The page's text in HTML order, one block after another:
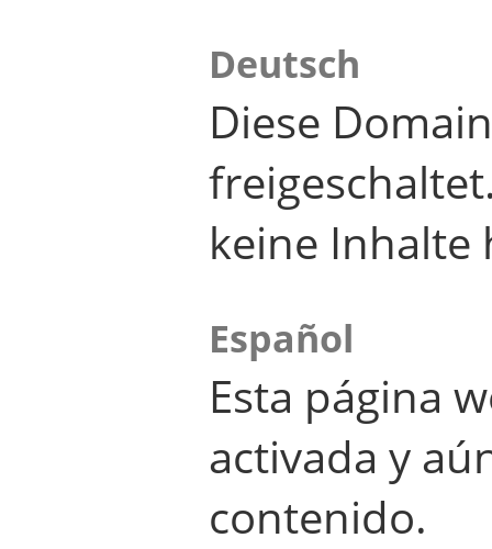
Deutsch
Diese
keine Inhalte
Español
Esta página
activada y
contenido.